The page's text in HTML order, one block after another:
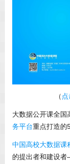
（
大数据公开课全国
务平台重点打造的
中国高校大数据课
的提出者和建设